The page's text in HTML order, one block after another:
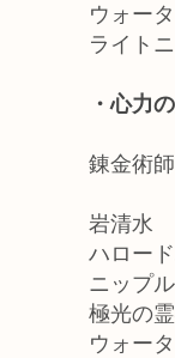
ウォー
ライト
・心力
錬金術
岩
ハロ
ニッ
極
ウォー